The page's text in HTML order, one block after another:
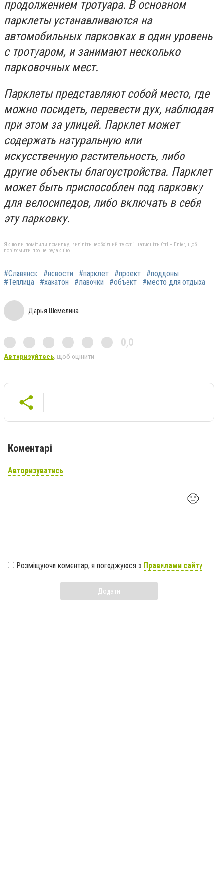
продолжением тротуара. В основном
парклеты устанавливаются на
автомобильных парковках в один уровень
с тротуаром, и занимают несколько
парковочных мест.
Парклеты представляют собой место, где
можно посидеть, перевести дух, наблюдая
при этом за улицей. Парклет может
содержать натуральную или
искусственную растительность, либо
другие объекты благоустройства. Парклет
может быть приспособлен под парковку
для велосипедов, либо включать в себя
эту парковку.
Якщо ви помітили помилку, виділіть необхідний текст і натисніть Ctrl + Enter, щоб
повідомити про це редакцію
#Славянск #новости #парклет #проект
#поддоны
#Теплица
#хакатон #лавочки #объект #место для отдыха
Дарья Шемелина
0,0
Авторизуйтесь, щоб оцінити
Коментарі
Авторизуватись
🙂
Розміщуючи коментар, я погоджуюся з Правилами сайту
Додати